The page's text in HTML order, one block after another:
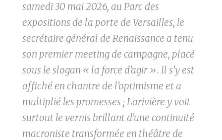
samedi 30 mai 2026, au Parc des
expositions de la porte de Versailles, le
secrétaire général de Renaissance a tenu
son premier meeting de campagne, placé
sous le slogan « la force d’agir ». Il s’y est
affiché en chantre de l’optimisme et a
multiplié les promesses ; Larivière y voit
surtout le vernis brillant d’une continuité
macroniste transformée en théâtre de